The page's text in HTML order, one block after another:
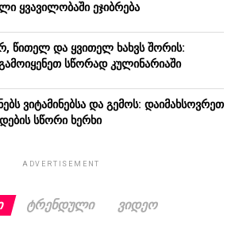
ყვავილობაში ეჯიბრება
წითელ და ყვითელ ხახვს შორის:
სწორად კულინარიაში
ვიტამინებსა და გემოს: დაიმახსოვრეთ
სწორი ხერხი
ADVERTISEMENT
ᲢᲠᲔᲜᲓᲣᲚᲘ ᲕᲘᲓᲔᲝ